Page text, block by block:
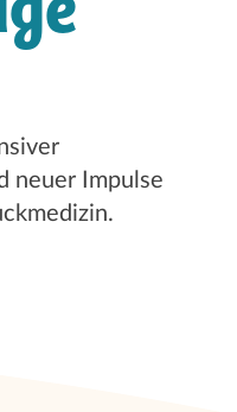
neuer Impulse